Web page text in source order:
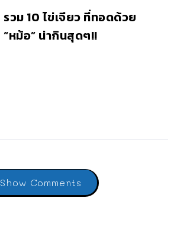
รวม 10 ไข่เจียว ที่ทอดด้วย
“หม้อ” น่ากินสุดๆ!!
Show Comments